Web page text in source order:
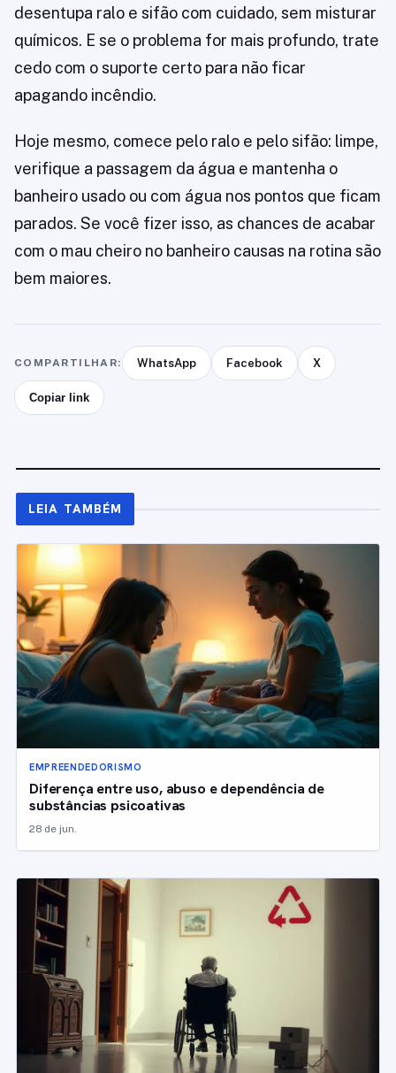
desentupa ralo e sifão com cuidado, sem misturar
químicos. E se o problema for mais profundo, trate
cedo com o suporte certo para não ficar
apagando incêndio.
Hoje mesmo, comece pelo ralo e pelo sifão: limpe,
verifique a passagem da água e mantenha o
banheiro usado ou com água nos pontos que ficam
parados. Se você fizer isso, as chances de acabar
com o mau cheiro no banheiro causas na rotina são
bem maiores.
COMPARTILHAR: WhatsApp Facebook X
Copiar link
LEIA TAMBÉM
EMPREENDEDORISMO
Diferença entre uso, abuso e dependência de
substâncias psicoativas
28 de jun.